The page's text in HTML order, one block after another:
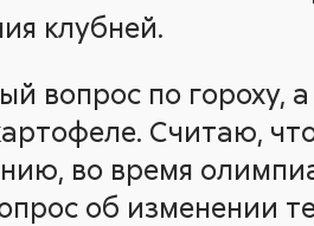
клубней.
вопрос по гороху,
Считаю,
во время
об изменении